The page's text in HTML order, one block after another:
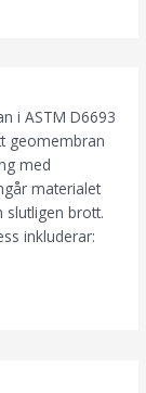
i ASTM D6693
geomembran
med
materialet
slutligen brott.
inkluderar: